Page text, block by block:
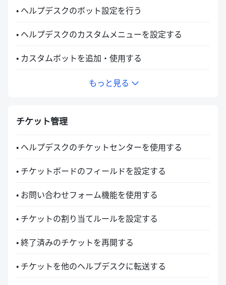
• ヘルプデスクのボット設定を行う
• ヘルプデスクのカスタムメニューを設定する
• カスタムボットを追加・使用する
もっと見る
チケット管理
• ヘルプデスクのチケットセンターを使用する
• チケットボードのフィールドを設定する
• お問い合わせフォーム機能を使用する
• チケットの割り当てルールを設定する
• 終了済みのチケットを再開する
• チケットを他のヘルプデスクに転送する